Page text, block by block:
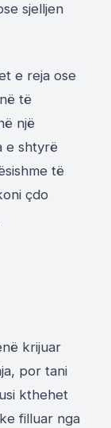
sjelljen
e reja ose
të
një
e shtyrë
të
çdo
krijuar
por tani
kthehet
filluar nga